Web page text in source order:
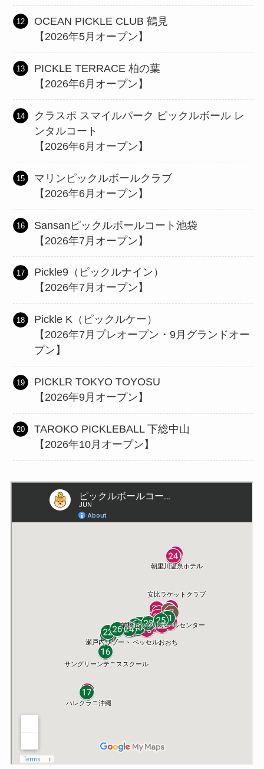
OCEAN PICKLE CLUB 鶴見
【2026年5月オープン】
PICKLE TERRACE 柏の葉
【2026年6月オープン】
クラスポ スマイルパーク ピックルボール レ
ンタルコート
【2026年6月オープン】
マリンピックルボールクラブ
【2026年6月オープン】
Sansanピックルボールコート池袋
【2026年7月オープン】
Pickle9（ピックルナイン）
【2026年7月オープン】
Pickle K（ピックルケー）
【2026年7月プレオープン・9月グランドオー
プン】
PICKLR TOKYO TOYOSU
【2026年9月オープン】
TAROKO PICKLEBALL 下総中山
【2026年10月オープン】